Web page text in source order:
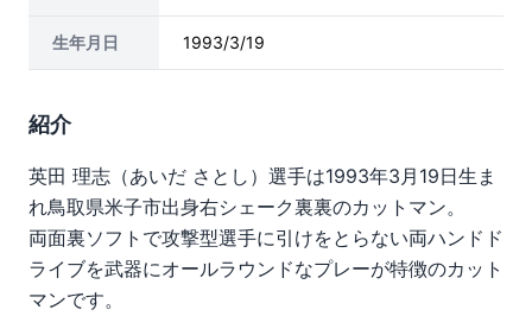
生年月日 1993/3/19
紹介
英田 理志（あいだ さとし）選手は1993年3月19日生ま
れ鳥取県米子市出身右シェーク裏裏のカットマン。
両面裏ソフトで攻撃型選手に引けをとらない両ハンドド
ライブを武器にオールラウンドなプレーが特徴のカット
マンです。